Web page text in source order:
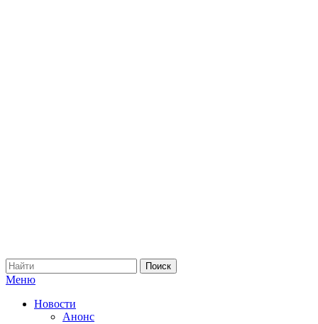
Меню
Новости
Анонс